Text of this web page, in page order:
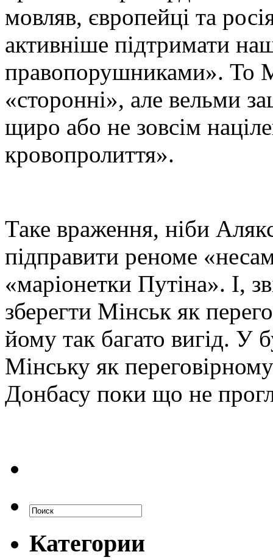
мовляв, європейці та
активніше підтримати
правопорушниками». То
«сторонні», але вельми
щиро або не зовсім
кровопролиття».
Таке враження, ніби
підправити реноме
«маріонетки Путіна». І,
зберегти Мінськ як
йому так багато вигід. У
Мінську як
Донбасу поки що не
Категории